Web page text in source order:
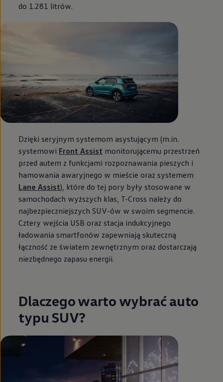
do 1.281 litrów.
Dzięki seryjnym systemom asystującym (m.in.
systemowi Front Assist monitorującemu przestrzeń
przed autem z funkcjami rozpoznawania pieszych i
hamowania awaryjnego w mieście oraz systemem
Lane Assist), które do tej pory były stosowane w
samochodach wyższych klas, T-Cross należy do
najbezpieczniejszych SUV-ów w swoim segmencie.
Cztery wejścia USB oraz stacja indukcyjnego
ładowania smartfonów zapewniają skuteczną
łączność ze światem zewnętrznym oraz dostarczają
niezbędnego zapasu energii.
Dlaczego warto wybrać auto
typu SUV?